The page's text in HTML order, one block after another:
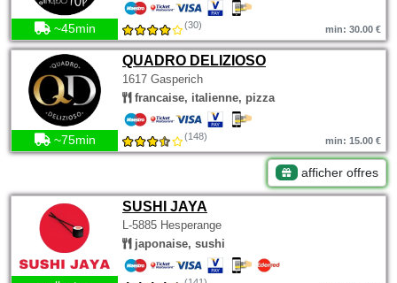
~45min (30) min: 30.00 €
QUADRO DELIZIOSO
1617 Gasperich
francaise, italienne, pizza
~75min (148) min: 15.00 €
afficher offres
SUSHI JAYA
L-5885 Hesperange
japonaise, sushi